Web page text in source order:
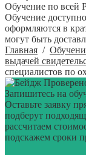
Обучение по всей
Обучение
оформляются в
могут быть
Главная /
выдачей
специалистов по
Запишитесь на
Оставьте заявку
подберут
рассчитаем
подскажем сроки